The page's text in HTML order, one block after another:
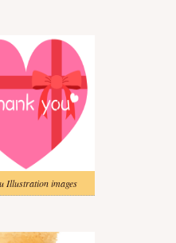
Illustration images